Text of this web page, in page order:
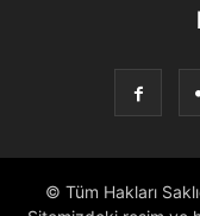
© Tüm Hakları